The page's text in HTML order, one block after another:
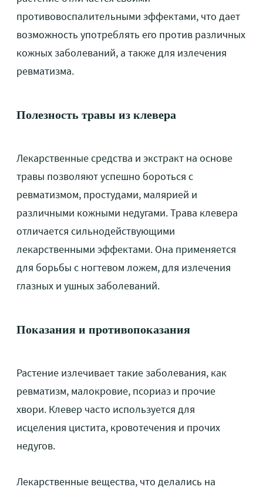
противовоспалительными эффектами, что дает
возможность употреблять его против различных
кожных заболеваний, а также для излечения
ревматизма.
Полезность травы из клевера
Лекарственные средства и экстракт на основе
травы позволяют успешно бороться с
ревматизмом, простудами, малярией и
различными кожными недугами. Трава клевера
отличается сильнодействующими
лекарственными эффектами. Она применяется
для борьбы с ногтевом ложем, для излечения
глазных и ушных заболеваний.
Показания и противопоказания
Растение излечивает такие заболевания, как
ревматизм, малокровие, псориаз и прочие
хвори. Клевер часто используется для
исцеления цистита, кровотечения и прочих
недугов.
Лекарственные вещества, что делались на